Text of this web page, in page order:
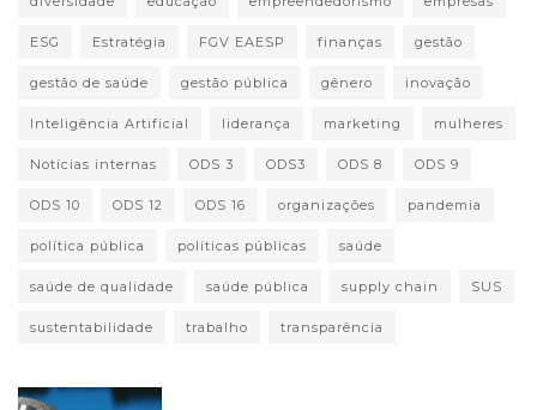
ESG Estratégia FGV EAESP finanças gestão
gestão de saúde gestão pública gênero inovação
Inteligência Artificial liderança marketing mulheres
Notícias internas ODS 3 ODS3 ODS 8 ODS 9
ODS 10 ODS 12 ODS 16 organizações pandemia
política pública políticas públicas saúde
saúde de qualidade saúde pública supply chain SUS
sustentabilidade trabalho transparência